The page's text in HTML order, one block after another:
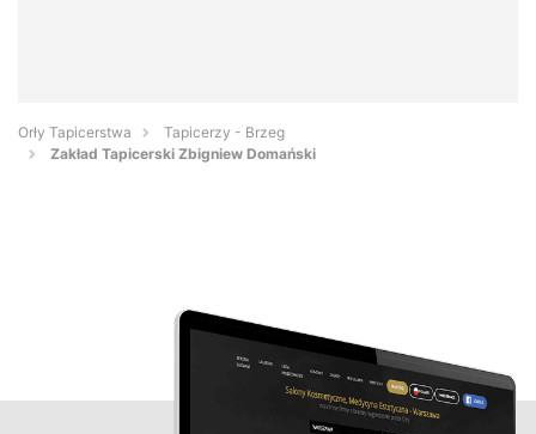
Orły Tapicerstwa
Tapicerzy - Brzeg
Zakład Tapicerski Zbigniew Domański